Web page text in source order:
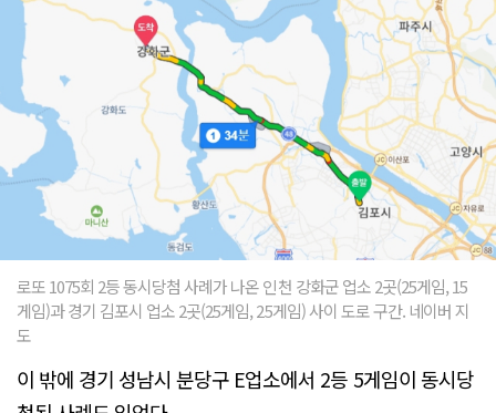
로또 1075회 2등 동시당첨 사례가 나온 인천 강화군 업소 2곳(25게임, 15
게임)과 경기 김포시 업소 2곳(25게임, 25게임) 사이 도로 구간. 네이버 지
도
이 밖에 경기 성남시 분당구 E업소에서 2등 5게임이 동시당